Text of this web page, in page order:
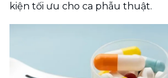
kiện tối ưu cho ca phẫu thuật.